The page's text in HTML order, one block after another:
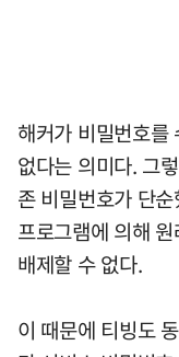
해커가 비밀번호를
없다는 의미다. 그
존 비밀번호가 단
프로그램에 의해
배제할 수 없다.
이 때문에 티빙도